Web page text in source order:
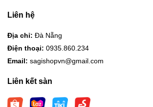
Liên hệ
Địa chỉ: Đà Nẵng
Điện thoại: 0935.860.234
Email: sagishopvn@gmail.com
Liên kết sàn